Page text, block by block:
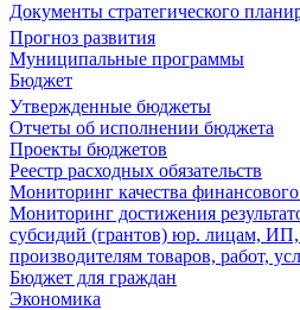
Документы стратегического
Прогноз развития
Муниципальные программы
Бюджет
Утвержденные бюджеты
Отчеты об исполнении бюджета
Проекты бюджетов
Реестр расходных обязательств
Мониторинг качества
Мониторинг достижения
субсидий (грантов) юр. лицам,
производителям товаров, работ,
Бюджет для граждан
Экономика